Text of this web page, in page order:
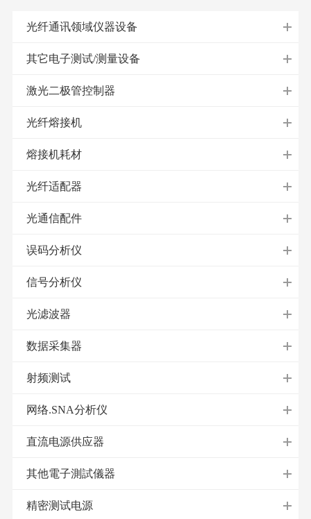
光纤通讯领域仪器设备
其它电子测试/测量设备
激光二极管控制器
光纤熔接机
熔接机耗材
光纤适配器
光通信配件
误码分析仪
信号分析仪
光滤波器
数据采集器
射频测试
网络.SNA分析仪
直流电源供应器
其他電子測試儀器
精密测试电源